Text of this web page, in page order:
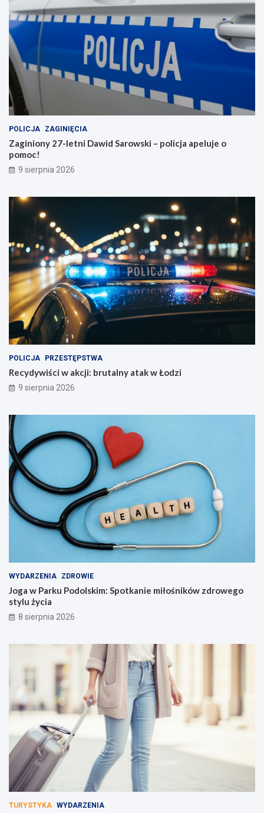
POLICJA ZAGINIĘCIA
Zaginiony 27-letni Dawid Sarowski – policja apeluje o
pomoc!
9 sierpnia 2026
POLICJA PRZESTĘPSTWA
Recydywiści w akcji: brutalny atak w Łodzi
9 sierpnia 2026
WYDARZENIA ZDROWIE
Joga w Parku Podolskim: Spotkanie miłośników zdrowego
stylu życia
8 sierpnia 2026
TURYSTYKA WYDARZENIA